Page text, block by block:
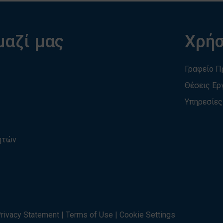
μας
Γραφείο
Θέσεις
Statement Terms of Use Cookie Settings